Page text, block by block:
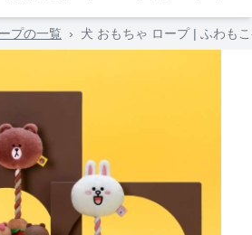
プの一覧 › 犬 おもちゃ ロープ | ふわも